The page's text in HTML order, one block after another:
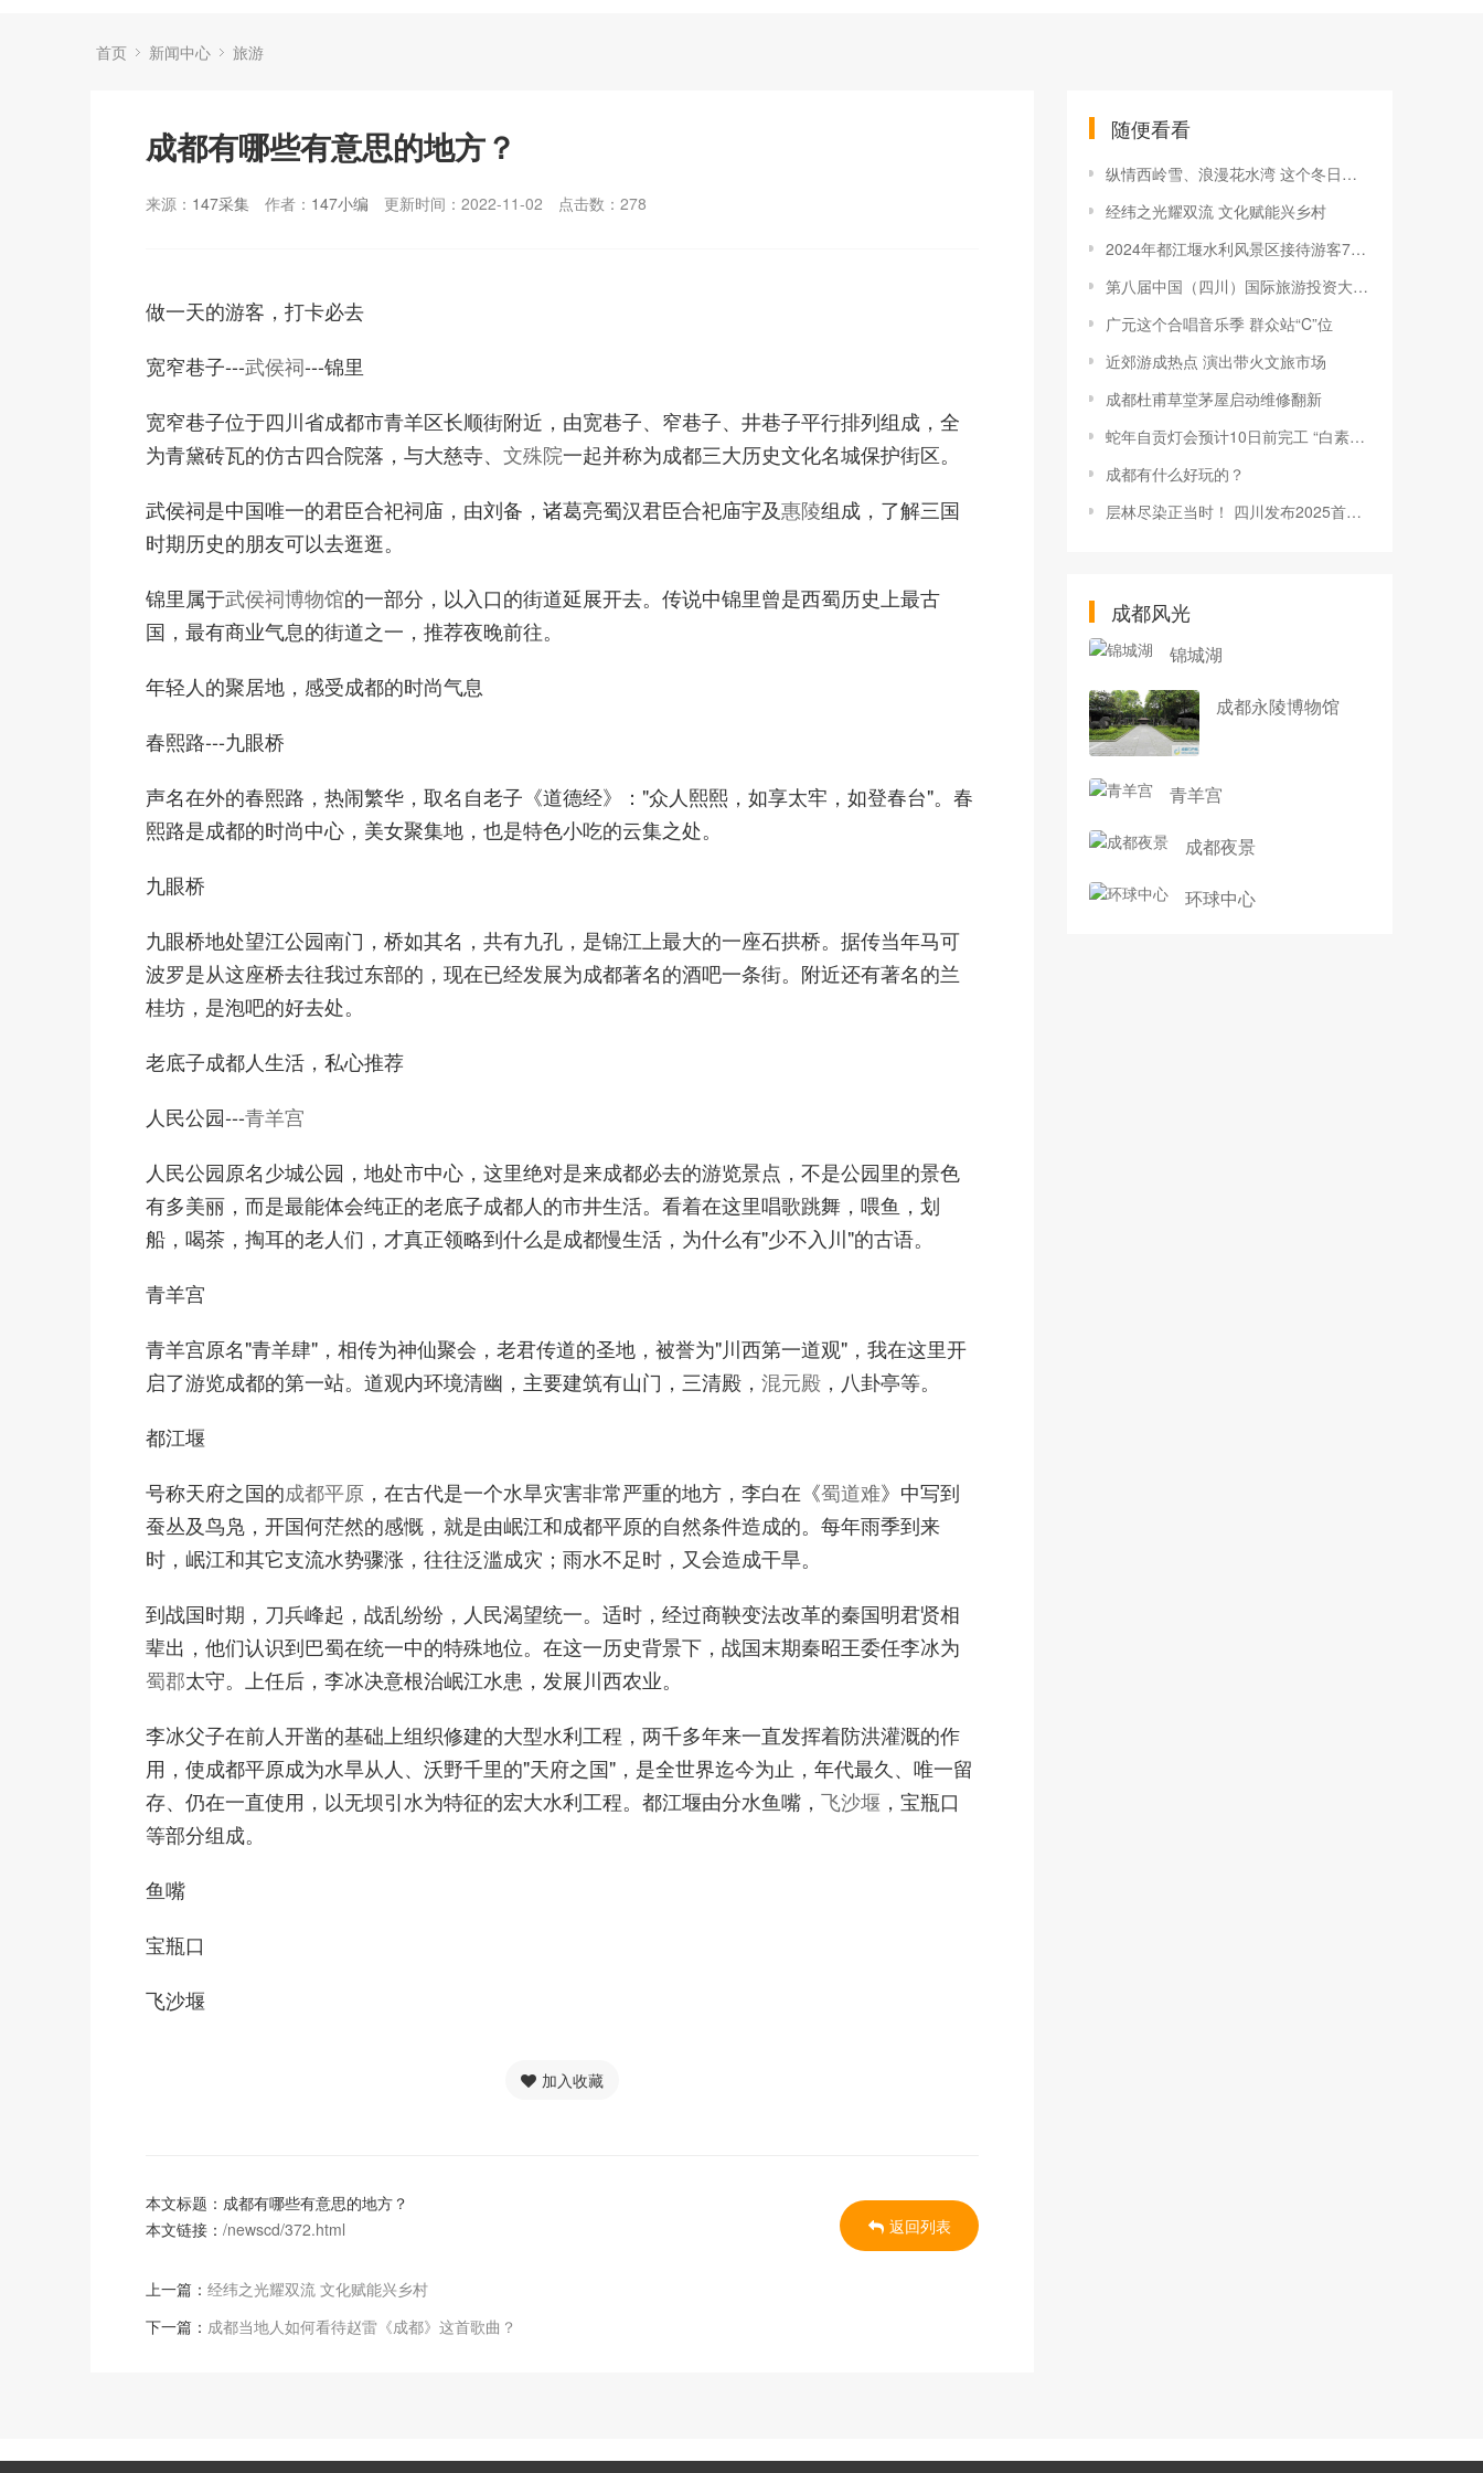
首页 新闻中心 旅游
成都有哪些有意思的地方？
来源： 147采集 作者： 147小编 更新时间：2022-11-02 点击数： 278
做一天的游客，打卡必去
宽窄巷子---武侯祠---锦里
宽窄巷子位于四川省成都市青羊区长顺街附近，由宽巷子、窄巷子、井巷子平行排列组成，全
为青黛砖瓦的仿古四合院落，与大慈寺、 文殊院一起并称为成都三大历史文化名城保护街区。
武侯祠是中国唯一的君臣合祀祠庙，由刘备，诸葛亮蜀汉君臣合祀庙宇及惠陵组成，了解三国
时期历史的朋友可以去逛逛。
锦里属于武侯祠博物馆的一部分，以入口的街道延展开去。传说中锦里曾是西蜀历史上最古
国，最有商业气息的街道之一，推荐夜晚前往。
年轻人的聚居地，感受成都的时尚气息
春熙路---九眼桥
声名在外的春熙路，热闹繁华，取名自老子《道德经》："众人熙熙，如享太牢，如登春台"。春
熙路是成都的时尚中心，美女聚集地，也是特色小吃的云集之处。
九眼桥
九眼桥地处望江公园南门，桥如其名，共有九孔，是锦江上最大的一座石拱桥。据传当年马可
波罗是从这座桥去往我过东部的，现在已经发展为成都著名的酒吧一条街。附近还有著名的兰
桂坊，是泡吧的好去处。
老底子成都人生活，私心推荐
人民公园---青羊宫
人民公园原名少城公园，地处市中心，这里绝对是来成都必去的游览景点，不是公园里的景色
有多美丽，而是最能体会纯正的老底子成都人的市井生活。看着在这里唱歌跳舞，喂鱼，划
船，喝茶，掏耳的老人们，才真正领略到什么是成都慢生活，为什么有"少不入川"的古语。
青羊宫
青羊宫原名"青羊肆"，相传为神仙聚会，老君传道的圣地，被誉为"川西第一道观"，我在这里开
启了游览成都的第一站。道观内环境清幽，主要建筑有山门，三清殿， 混元殿 ，八卦亭等。
都江堰
号称天府之国的成都平原 ，在古代是一个水旱灾害非常严重的地方，李白在《蜀道难》中写到
蚕丛及鸟凫，开国何茫然的感慨，就是由岷江和成都平原的自然条件造成的。每年雨季到来
时，岷江和其它支流水势骤涨，往往泛滥成灾；雨水不足时，又会造成干旱。
到战国时期，刀兵峰起，战乱纷纷，人民渴望统一。适时，经过商鞅变法改革的秦国明君贤相
辈出，他们认识到巴蜀在统一中的特殊地位。在这一历史背景下，战国末期秦昭王委任李冰为
蜀郡太守。上任后，李冰决意根治岷江水患，发展川西农业。
李冰父子在前人开凿的基础上组织修建的大型水利工程，两千多年来一直发挥着防洪灌溉的作
用，使成都平原成为水旱从人、沃野千里的"天府之国"，是全世界迄今为止，年代最久、唯一留
存、仍在一直使用，以无坝引水为特征的宏大水利工程。都江堰由分水鱼嘴， 飞沙堰 ，宝瓶口
等部分组成。
鱼嘴
宝瓶口
飞沙堰
加入收藏
本文标题：成都有哪些有意思的地方？
本文链接： /newscd/372.html
上一篇： 经纬之光耀双流 文化赋能兴乡村
下一篇： 成都当地人如何看待赵雷《成都》这首歌曲？
返回列表
随便看看
纵情西岭雪、浪漫花水湾 这个冬日相约成都大邑县
经纬之光耀双流 文化赋能兴乡村
2024年都江堰水利风景区接待游客780万人次
第八届中国（四川）国际旅游投资大会开幕
广元这个合唱音乐季 群众站“C”位
近郊游成热点 演出带火文旅市场
成都杜甫草堂茅屋启动维修翻新
蛇年自贡灯会预计10日前完工 “白素贞”“小青”正在化妆
成都有什么好玩的？
层林尽染正当时！ 四川发布2025首期红叶观赏指数
成都风光
锦城湖
成都永陵博物馆
青羊宫
成都夜景
环球中心